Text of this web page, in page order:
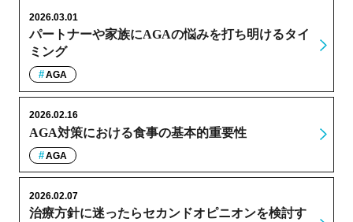
パートナーや家族にAGAの悩みを打ち明けるタイ
ミング
2026.03.01
AGA
AGA対策における食事の基本的重要性
2026.02.16
AGA
治療方針に迷ったらセカンドオピニオンを検討す
2026.02.07